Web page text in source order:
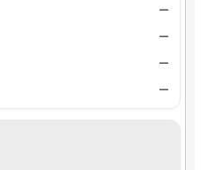
—
—
—
—